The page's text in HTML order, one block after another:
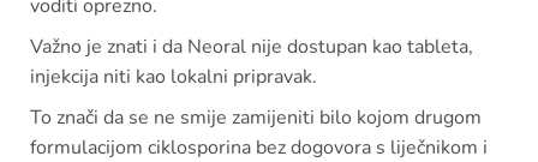
voditi oprezno.
Važno je znati i da Neoral nije dostupan kao tableta,
injekcija niti kao lokalni pripravak.
To znači da se ne smije zamijeniti bilo kojom drugom
formulacijom ciklosporina bez dogovora s liječnikom i